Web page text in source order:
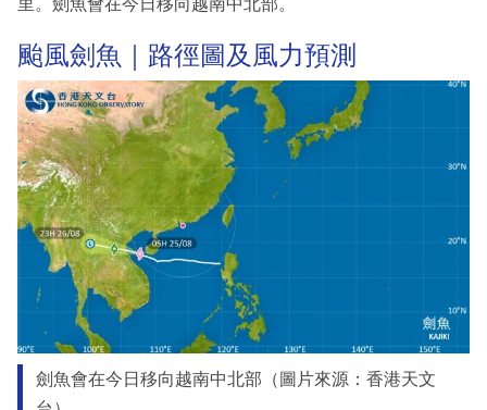
訂
閱
專
區
颱風劍魚｜路徑圖及風力預測
劍魚會在今日移向越南中北部（圖片來源：香港天文